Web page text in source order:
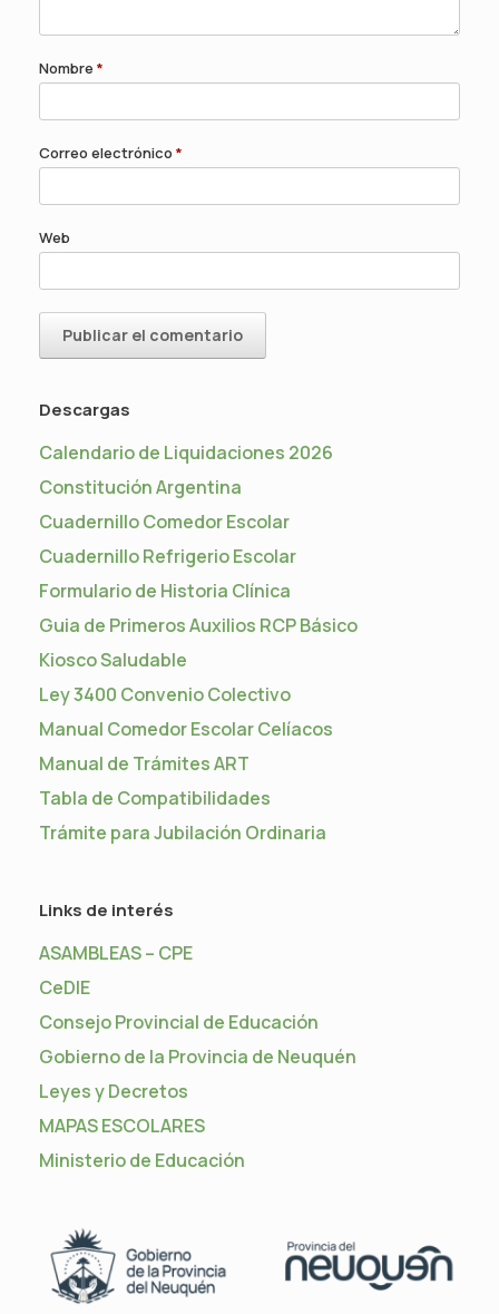
Nombre *
Correo electrónico *
Web
Descargas
Calendario de Liquidaciones 2026
Constitución Argentina
Cuadernillo Comedor Escolar
Cuadernillo Refrigerio Escolar
Formulario de Historia Clínica
Guia de Primeros Auxilios RCP Básico
Kiosco Saludable
Ley 3400 Convenio Colectivo
Manual Comedor Escolar Celíacos
Manual de Trámites ART
Tabla de Compatibilidades
Trámite para Jubilación Ordinaria
Links de interés
ASAMBLEAS – CPE
CeDIE
Consejo Provincial de Educación
Gobierno de la Provincia de Neuquén
Leyes y Decretos
MAPAS ESCOLARES
Ministerio de Educación